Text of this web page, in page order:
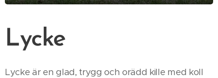
Lycke
Lycke är en glad, trygg och orädd kille med koll